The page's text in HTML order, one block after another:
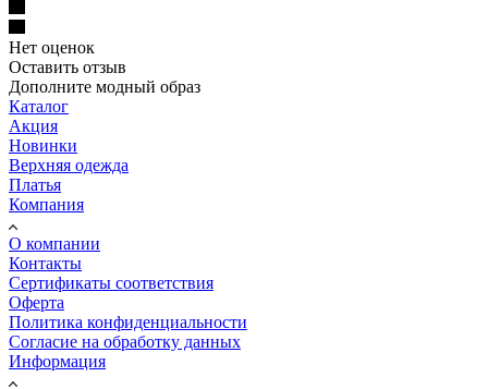
Нет оценок
Оставить отзыв
Дополните модный образ
Каталог
Акция
Новинки
Верхняя одежда
Платья
Компания
О компании
Контакты
Сертификаты соответствия
Оферта
Политика конфиденциальности
Согласие на обработку данных
Информация